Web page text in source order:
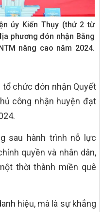
ủy Kiến Thụy (thứ 2 từ
phương đón nhận Bằng
nâng cao năm 2024.
tổ chức đón nhận Quyết
công nhận huyện đạt
sau hành trình nỗ lực
quyền và nhân dân,
thời thành miền quê
hiệu, mà là sự khẳng